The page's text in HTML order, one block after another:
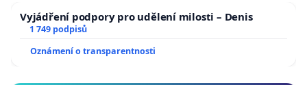
Vyjádření podpory pro udělení milosti – Denis
1 749 podpisů
Oznámení o transparentnosti